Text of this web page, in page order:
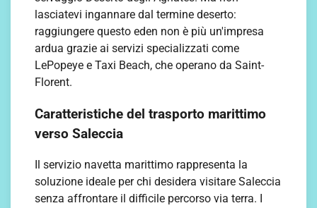
lasciatevi ingannare dal termine deserto:
raggiungere questo eden non è più un'impresa
ardua grazie ai servizi specializzati come
LePopeye e Taxi Beach, che operano da Saint-
Florent.
Caratteristiche del trasporto marittimo
verso Saleccia
Il servizio navetta marittimo rappresenta la
soluzione ideale per chi desidera visitare Saleccia
senza affrontare il difficile percorso via terra. I